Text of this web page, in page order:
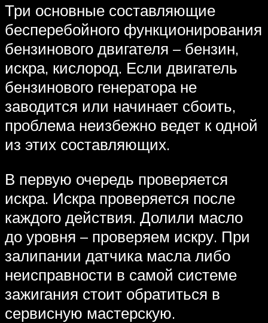
Три основные составляющие
бесперебойного функционирования
бензинового двигателя – бензин,
искра, кислород. Если двигатель
бензинового генератора не
заводится или начинает сбоить,
проблема неизбежно ведет к одной
из этих составляющих.
В первую очередь проверяется
искра. Искра проверяется после
каждого действия. Долили масло
до уровня – проверяем искру. При
залипании датчика масла либо
неисправности в самой системе
зажигания стоит обратиться в
сервисную мастерскую.